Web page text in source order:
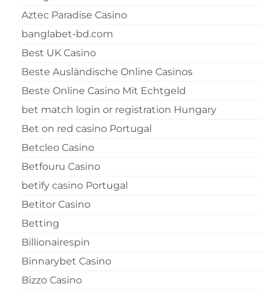
Aztec Paradise Casino
banglabet-bd.com
Best UK Casino
Beste Ausländische Online Casinos
Beste Online Casino Mit Echtgeld
bet match login or registration Hungary
Bet on red casino Portugal
Betcleo Casino
Betfouru Casino
betify casino Portugal
Betitor Casino
Betting
Billionairespin
Binnarybet Casino
Bizzo Casino